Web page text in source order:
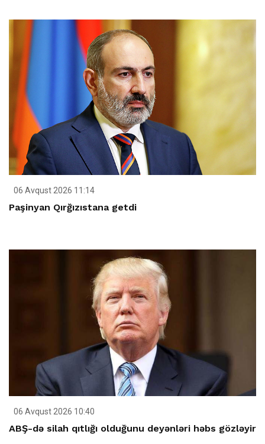
06 Avqust 2026 11:14
Paşinyan Qırğızıstana getdi
06 Avqust 2026 10:40
ABŞ-də silah qıtlığı olduğunu deyənləri həbs gözləyir